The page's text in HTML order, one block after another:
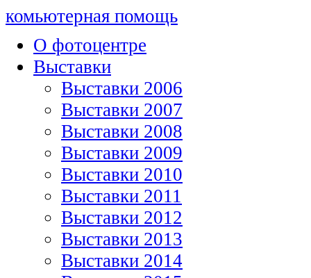
комьютерная помощь
О фотоцентре
Выставки
Выставки 2006
Выставки 2007
Выставки 2008
Выставки 2009
Выставки 2010
Выставки 2011
Выставки 2012
Выставки 2013
Выставки 2014